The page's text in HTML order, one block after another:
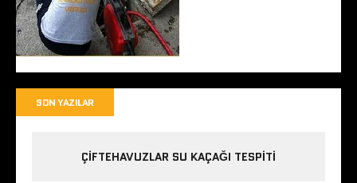
SON YAZILAR
ÇIFTEHAVUZLAR SU KAÇAĞI TESPITI